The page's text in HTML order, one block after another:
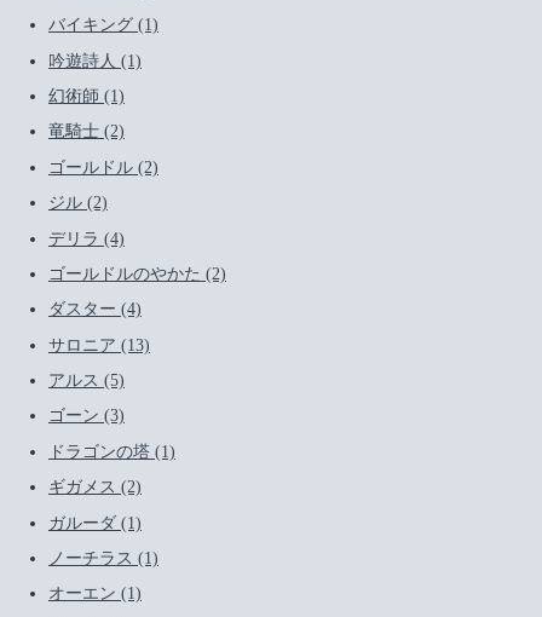
バイキング (1)
吟遊詩人 (1)
幻術師 (1)
竜騎士 (2)
ゴールドル (2)
ジル (2)
デリラ (4)
ゴールドルのやかた (2)
ダスター (4)
サロニア (13)
アルス (5)
ゴーン (3)
ドラゴンの塔 (1)
ギガメス (2)
ガルーダ (1)
ノーチラス (1)
オーエン (1)